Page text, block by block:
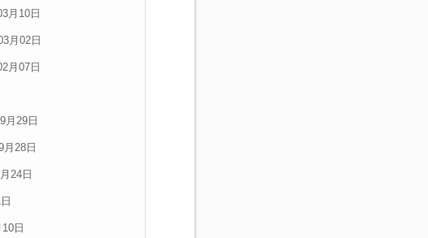
10日
02日
07日
29日
28日
24日
日